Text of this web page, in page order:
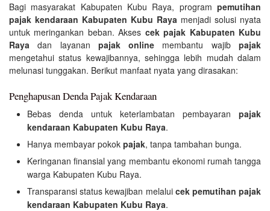
Bagi masyarakat Kabupaten Kubu Raya, program pemutihan
pajak kendaraan Kabupaten Kubu Raya menjadi solusi nyata
untuk meringankan beban. Akses cek pajak Kabupaten Kubu
Raya dan layanan pajak online membantu wajibpajak
mengetahui status kewajibannya, sehingga lebih mudah dalam
melunasi tunggakan. Berikut manfaat nyata yang dirasakan:
Penghapusan Denda Pajak Kendaraan
Bebas denda untuk keterlambatan pembayaran pajak
kendaraan Kabupaten Kubu Raya.
Hanya membayar pokok pajak, tanpa tambahan bunga.
Keringanan finansial yang membantu ekonomi rumah tangga
warga Kabupaten Kubu Raya.
Transparansi status kewajiban melalui cek pemutihan pajak
kendaraan Kabupaten Kubu Raya.